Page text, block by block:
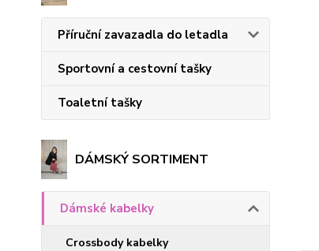
Příruční zavazadla do letadla
Sportovní a cestovní tašky
Toaletní tašky
DÁMSKÝ SORTIMENT
Dámské kabelky
Crossbody kabelky